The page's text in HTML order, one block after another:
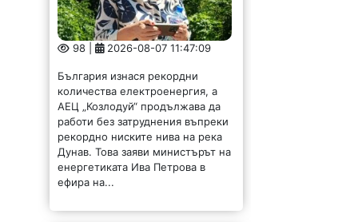
98 | 2026-08-07 11:47:09
България изнася рекордни
количества електроенергия, а
АЕЦ „Козлодуй“ продължава да
работи без затруднения въпреки
рекордно ниските нива на река
Дунав. Това заяви министърът на
енергетиката Ива Петрова в
ефира на...